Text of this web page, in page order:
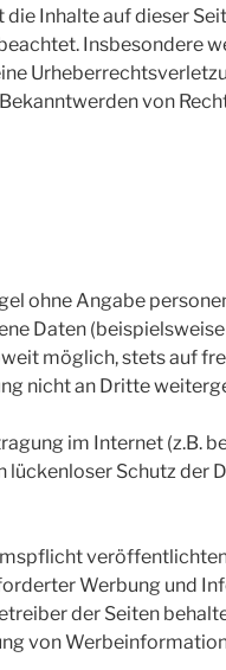
Inhalte auf dieser
Insbesondere
von
ohne Angabe
Daten
möglich, stets auf
nicht an Dritte
im Internet (z.B.
lückenloser Schutz der
Werbung und
der Seiten
von